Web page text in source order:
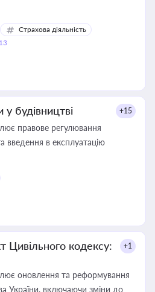
Страхова діяльність
будівництві +15
правове регулювання
введення в експлуатацію
Цивільного кодексу:
+1
оновлення та реформування
України, включаючи зміни до